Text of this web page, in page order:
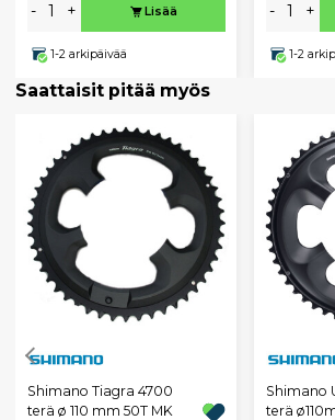
- + Lisää
1-2 arkipäivää
- +
1-2
Saattaisit pitää myös
Shimano Tiagra 4700
terä ø 110 mm 50T MK
Shimano
terä